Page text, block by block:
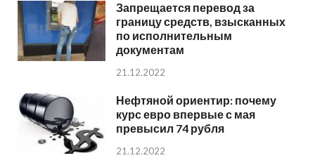
Запрещается перевод за
границу средств, взысканных
по исполнительным
документам
21.12.2022
Нефтяной ориентир: почему
курс евро впервые с мая
превысил 74 рубля
21.12.2022